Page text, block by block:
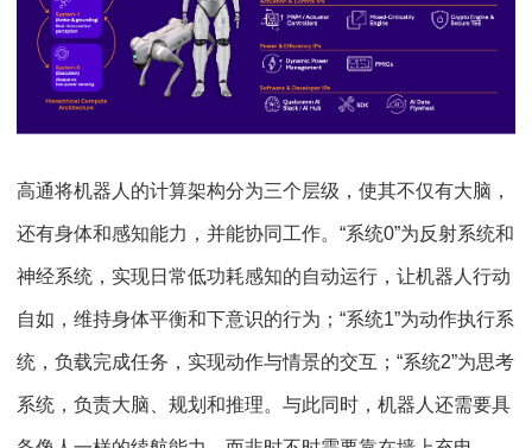
高通将机器人的计算架构分为三个层级，使其不仅有大脑，
还有身体和感知能力，并能协同工作。“系统0”为反射系统和
神经系统，实现日常低功耗感知的自动运行，让机器人行动
自如，维持身体平衡和下意识的行为；“系统1”为动作执行系
统，负载完成任务，实现动作与情景的交互；“系统2”为思考
系统，负责大脑、规划和推理。与此同时，机器人还需要具